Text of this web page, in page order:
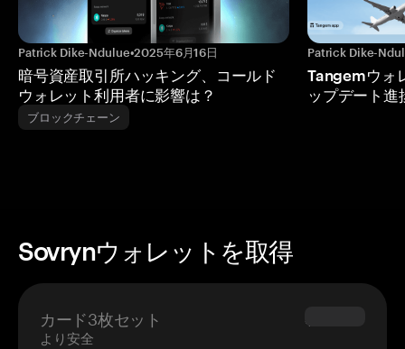
Patrick Dike-Ndulue•2025年6月16日
暗号資産取引所ハッキング、コールド
ウォレット利用者に影響は？
ブロックチェーン
Patrick Dike-
Tangemウォ
ップデート進
Sovrynウォレットを取得
カード3枚セット
より安全
$69.90